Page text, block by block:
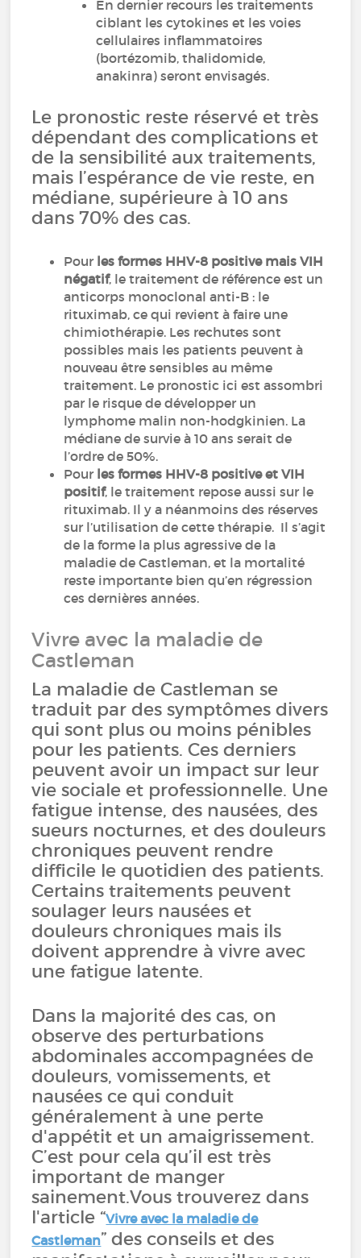
En dernier recours les traitements
ciblant les cytokines et les voies
cellulaires inflammatoires
(bortézomib, thalidomide,
anakinra) seront envisagés.
Le pronostic reste réservé et très
dépendant des complications et
de la sensibilité aux traitements,
mais l’espérance de vie reste, en
médiane, supérieure à 10 ans
dans 70% des cas.
Pour les formes HHV-8 positive mais VIH
négatif, le traitement de référence est un
anticorps monoclonal anti-B : le
rituximab, ce qui revient à faire une
chimiothérapie. Les rechutes sont
possibles mais les patients peuvent à
nouveau être sensibles au même
traitement. Le pronostic ici est assombri
par le risque de développer un
lymphome malin non-hodgkinien. La
médiane de survie à 10 ans serait de
l’ordre de 50%.
Pour les formes HHV-8 positive et VIH
positif, le traitement repose aussi sur le
rituximab. Il y a néanmoins des réserves
sur l’utilisation de cette thérapie. Il s’agit
de la forme la plus agressive de la
maladie de Castleman, et la mortalité
reste importante bien qu’en régression
ces dernières années.
Vivre avec la maladie de
Castleman
La maladie de Castleman se
traduit par des symptômes divers
qui sont plus ou moins pénibles
pour les patients. Ces derniers
peuvent avoir un impact sur leur
vie sociale et professionnelle. Une
fatigue intense, des nausées, des
sueurs nocturnes, et des douleurs
chroniques peuvent rendre
difficile le quotidien des patients.
Certains traitements peuvent
soulager leurs nausées et
douleurs chroniques mais ils
doivent apprendre à vivre avec
une fatigue latente.
Dans la majorité des cas, on
observe des perturbations
abdominales accompagnées de
douleurs, vomissements, et
nausées ce qui conduit
généralement à une perte
d'appétit et un amaigrissement.
C’est pour cela qu’il est très
important de manger
sainement.Vous trouverez dans
l'article “Vivre avec la maladie de
Castleman” des conseils et des